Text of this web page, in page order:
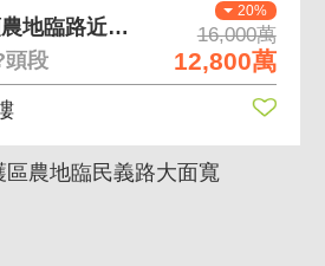
20%
16,000萬
12,800萬
A859淡水水梘頭農地臨路近無極天元宮楓樹湖古道
頭段